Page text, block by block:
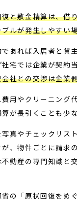
と敷金精算は、借
ルが発生しやすい
あれば入居者と貸
宅では企業が契約
社との交渉は企業
用やクリーニング
が長引くことも少
真やチェックリス
、物件ごとに請求
動産の専門知識と
の「原状回復をめ